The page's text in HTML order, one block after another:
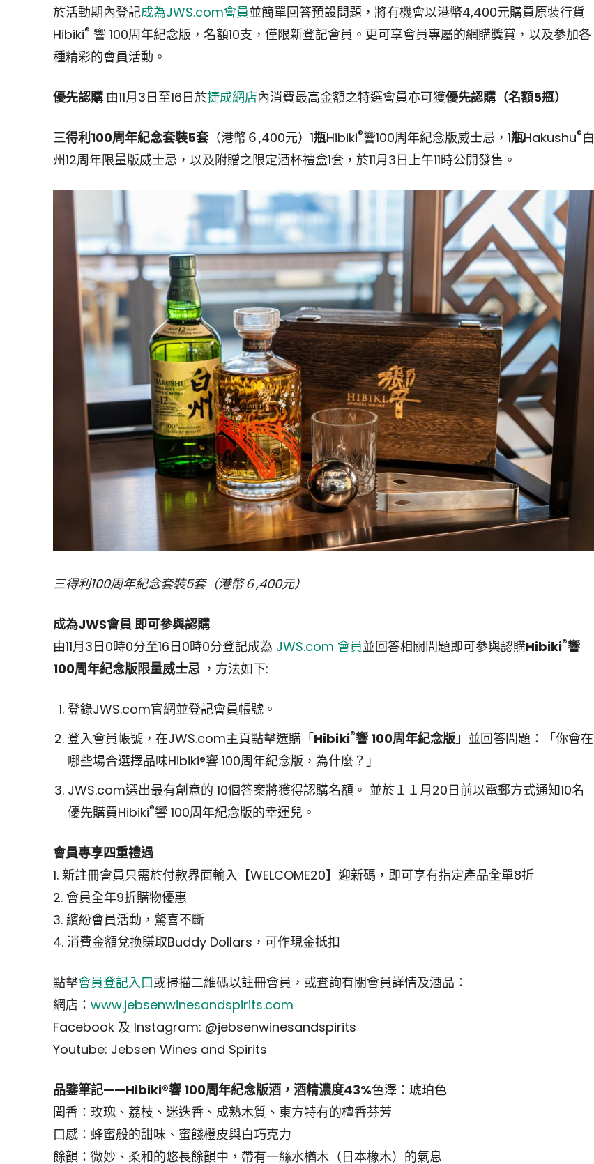
於活動期內登記成為JWS.com會員並簡單回答預設問題，將有機會以港幣4,400元購買原裝行貨
Hibiki® 響 100周年紀念版，名額10支，僅限新登記會員。更可享會員專屬的網購獎賞，以及參加各
種精彩的會員活動。
優先認購 由11月3日至16日於捷成網店內消費最高金額之特選會員亦可獲優先認購（名額5瓶）
三得利100周年紀念套裝5套（港幣６,400元）1瓶Hibiki®響100周年紀念版威士忌，1瓶Hakushu®白
州12周年限量版威士忌，以及附贈之限定酒杯禮盒1套，於11月3日上午11時公開發售。
三得利100周年紀念套裝5套（港幣６,400元）
成為JWS會員 即可參與認購
由11月3日0時0分至16日0時0分登記成為 JWS.com 會員並回答相關問題即可參與認購Hibiki®響
100周年紀念版限量威士忌 ，方法如下:
登錄JWS.com官網並登記會員帳號。
登入會員帳號，在JWS.com主頁點擊選購「Hibiki®響 100周年紀念版」 並回答問題：「你會在
哪些場合選擇品味Hibiki®響 100周年紀念版，為什麼？」
JWS.com選出最有創意的 10個答案將獲得認購名額。 並於１１月20日前以電郵方式通知10名
優先購買Hibiki®響 100周年紀念版的幸運兒。
會員專享四重禮遇
1. 新註冊會員只需於付款界面輸入【WELCOME20】迎新碼，即可享有指定產品全單8折
2. 會員全年9折購物優惠
3. 繽紛會員活動，驚喜不斷
4. 消費金額兌換賺取Buddy Dollars，可作現金抵扣
點擊會員登記入口或掃描二維碼以註冊會員，或查詢有關會員詳情及酒品：
網店： www.jebsenwinesandspirits.com
Facebook 及 Instagram: @jebsenwinesandspirits
Youtube: Jebsen Wines and Spirits
品鑒筆記——Hibiki®響 100周年紀念版酒，酒精濃度43%色澤：琥珀色
聞香：玫瑰、荔枝、迷迭香、成熟木質、東方特有的檀香芬芳
口感：蜂蜜般的甜味、蜜餞橙皮與白巧克力
餘韻：微妙、柔和的悠長餘韻中，帶有一絲水楢木（日本橡木）的氣息